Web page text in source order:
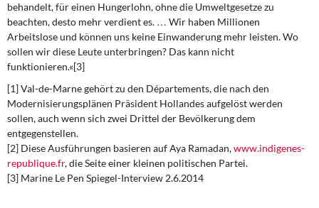
behandelt, für einen Hungerlohn, ohne die Umweltgesetze zu
beachten, desto mehr verdient es. … Wir haben Millionen
Arbeitslose und können uns keine Einwanderung mehr leisten. Wo
sollen wir diese Leute unterbringen? Das kann nicht
funktionieren.«[3]
[1] Val-de-Marne gehört zu den Départements, die nach den
Modernisierungsplänen Präsident Hollandes aufgelöst werden
sollen, auch wenn sich zwei Drittel der Bevölkerung dem
entgegenstellen.
[2] Diese Ausführungen basieren auf Aya Ramadan,www.indigenes-
republique.fr, die Seite einer kleinen politischen Partei.
[3] Marine Le Pen Spiegel-Interview 2.6.2014